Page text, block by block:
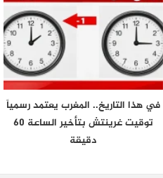
في هذا التاريخ.. المغرب يعتمد رسمياً
توقيت غرينتش بتأخير الساعة 60
دقيقة